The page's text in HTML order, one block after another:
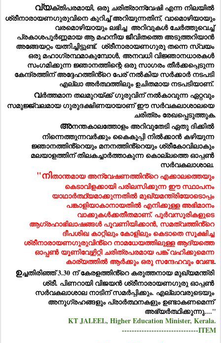
വ്യക്തിപരമായി, ഒരു ചരിത്രാന്വേഷി എന്ന നിലയിൽ
ശ്രീനാരായണഗുരുവിനെ കുറിച്ച് അറിയുന്നതിന്, വാമൊഴിയായും
വരമൊഴിയായും ലഭിച്ച  അറിവുകൾ ചേർത്തുവെച്ച്
പ്രകാശപൂർണ്ണമായ ആ മഹനീയ ജീവിതത്തെ അടുത്തറിയാൻ
അങ്ങേയറ്റം യത്നിച്ചിട്ടുണ്ട്.  ശ്രീനാരായണഗുരു തന്നെ സ്വയം
ഒരു മഹാഗ്രന്ഥമാകുമ്പോൾ, അനവധി വിജ്ഞാനധാരകൾ
സംഗമിക്കുന്ന ജ്ഞാനത്തിന്റെ ഒരു സാഗരം തീർക്കപ്പെടുന്ന
കേന്ദ്രത്തിന് അദ്ദേഹത്തിൻ്റെ പേര് നൽകിയ സർക്കാർ നടപടി
എല്ലാ അർത്ഥത്തിലും ഉചിതമായ നടപടിയാണ്.
വർത്തമാന തലമുറയ്ക്ക് ഗുരുവിന് നൽകാവുന്ന ഏറ്റവും
സമുജ്ജ്വലമായ ഗുരുദക്ഷിണയായാണ് ഈ സർവകലാശാലയെ
ചരിത്രം രേഖപ്പെടുത്തുക.
അനന്തകാലത്തോളം അറിവുതേടി ഏതു ദിക്കിൽ
നിന്നെത്തുന്നവർക്കും കൈകൂപ്പി നിൽക്കാൻ കഴിയുന്ന
ജ്ഞാനത്തിൻ്റെയും മനനത്തിൻ്റെയും ശ്രീകോവിലാകും
മലയാളത്തിന് തിലകച്ചാർത്താകുന്ന കൊല്ലത്തെ ഓപ്പൺ
സർവകലാശാല.
"നിതാന്തമായ അന്വേഷണത്തിൻ്റെ എക്കാലത്തെയും
കെടാവിളക്കായി പരിലസിക്കുന്ന ഈ സ്ഥാപനം
യാഥാർത്ഥ്യമാക്കുന്നതിൽ മുഖ്യമന്ത്രിയോടൊപ്പം
പങ്കാളിയാകാനായതിൽ എനിക്കുള്ള അഭിമാനം
വാക്കുകൾക്കതീതമാണ്. പൂർവസൂരികളുടെ
ആഗ്രഹാഭിലാഷങ്ങൾ പൂവണിയിക്കാൻ, സമത്വത്തിൻ്റെ
ദീപശിഖ കാറ്റിലും കോളിലും കെടാതെ സൂക്ഷിച്ച
ശ്രീനാരായണഗുരുവിൻ്റെ നാമധേയത്തിലുള്ള ആദ്യത്തെ
ഓപ്പൺ യൂണിവേഴ്സിറ്റി ചരിത്രപരമായ പങ്ക് വഹിക്കുമെന്ന
കാര്യത്തിൽ ആർക്കും ഒരു സന്ദേഹവും വേണ്ട.
ഉച്ചതിരിഞ്ഞ് 3.30 ന് കേരളത്തിൻ്റെ കരുത്തനായ മുഖ്യമന്ത്രി
ശ്രീ. പിണറായി വിജയൻ ശ്രീനാരായണഗുരു ഓപ്പൺ
സർവകലാശാല നാടിന് സമർപ്പിക്കും. എല്ലാവരുടെയും
അനുഗ്രഹങ്ങളും പ്രാർത്ഥനകളും ഉണ്ടാകണമെന്ന്
അഭ്യർത്ഥിക്കുന്നു...."
KT JALEEL, Higher Education Minister, Kerala.
-------------------------------ITEM